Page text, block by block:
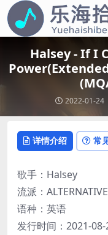
Halsey - If I
2022-01-24
详情介绍 常
歌手：Halsey
流派：
语种：英语
发行时间：2021-